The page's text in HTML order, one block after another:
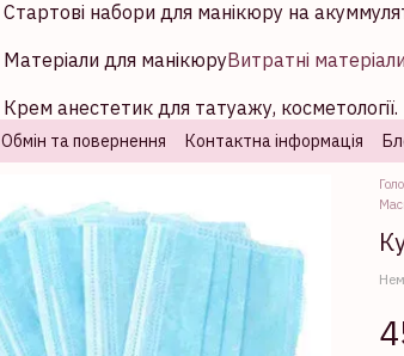
Стартові набори для манікюру на
Матеріали для манікюруВитратні матеріали
Крем анестетик для татуажу, косметології.
Обмін та повернення Контактна інформація